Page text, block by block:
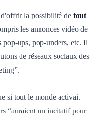
la possibilité de tout
les annonces vidéo de
ups, pop-unders, etc. Il
de réseaux sociaux des
si tout le monde activait
“auraient un incitatif pour